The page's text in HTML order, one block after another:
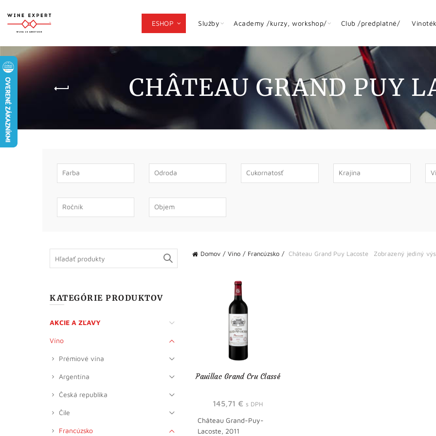
ESHOP Služby Academy /kurzy, workshop/ Club /predplatné/
CHÂTEAU GRAND PUY
Domov Víno Francúzsko Château Grand Puy Lacoste Zobrazený jediný
Pauillac Grand Cru Classé
145,71 € s DPH
Château Grand-Puy-
Lacoste, 2011
for:
KATEGÓRIE PRODUKTOV
AKCIE A ZĽAVY
Víno
Prémiové vína
Argentína
Česká republika
Čile
Francúzsko